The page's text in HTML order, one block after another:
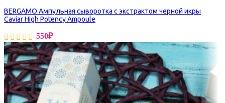
BERGAMO Ампульная сыворотка с экстрактом черной икры
Caviar High Potency Ampoule
550₽